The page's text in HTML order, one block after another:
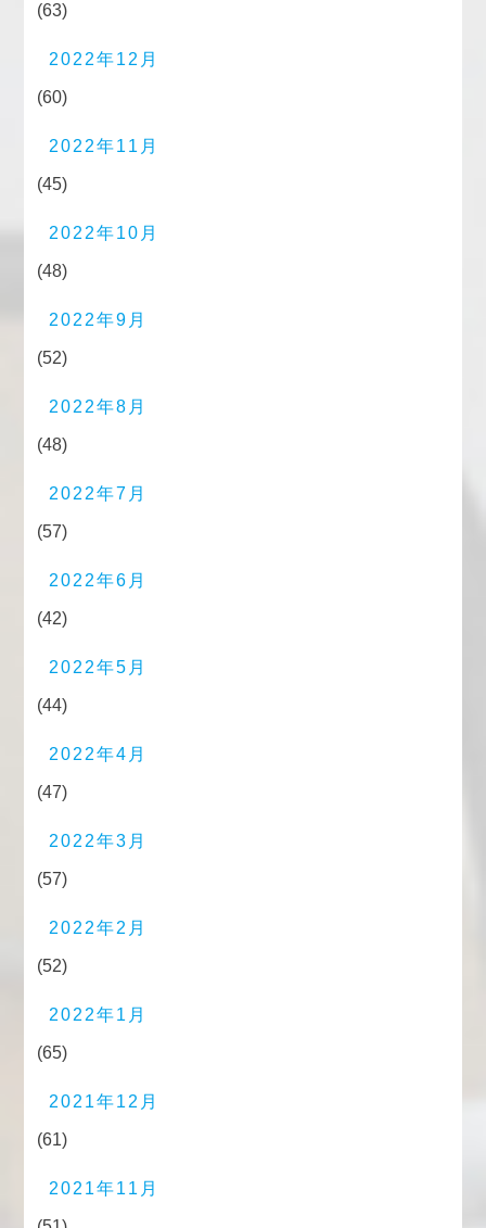
(63)
2022年12月
(60)
2022年11月
(45)
2022年10月
(48)
2022年9月
(52)
2022年8月
(48)
2022年7月
(57)
2022年6月
(42)
2022年5月
(44)
2022年4月
(47)
2022年3月
(57)
2022年2月
(52)
2022年1月
(65)
2021年12月
(61)
2021年11月